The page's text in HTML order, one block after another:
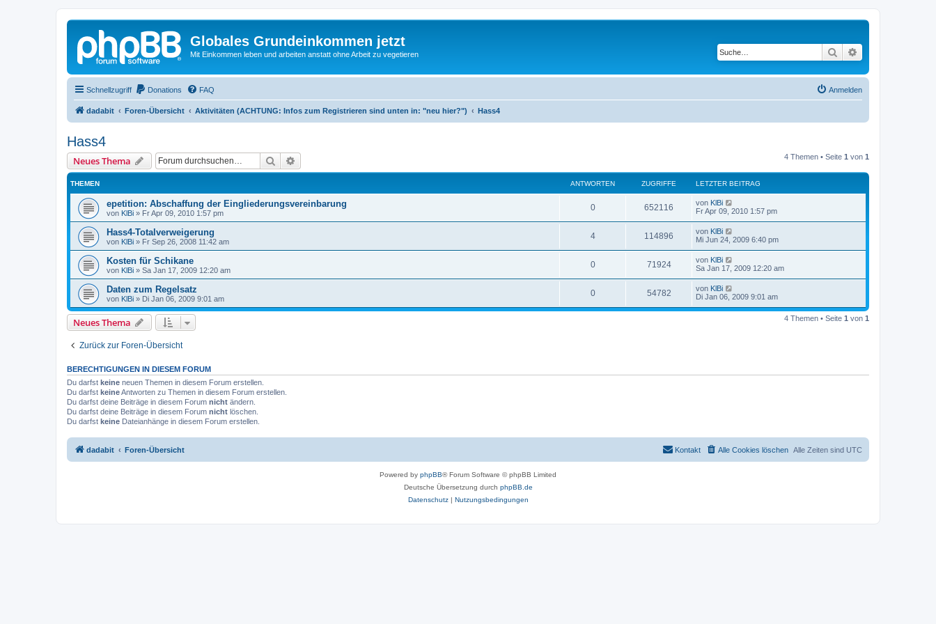
Globales Grundeinkommen jetzt
Mit Einkommen leben und arbeiten anstatt ohne Arbeit zu vegetieren Suche
Schnellzugriff Donations FAQ Anmelden
dadabit Foren-Übersicht Aktivitäten (ACHTUNG: Infos zum Registrieren sind unten in: "neu hier?") Hass4
Hass4
Neues Thema Suche 4 Themen • Seite 1 von 1
THEMEN ANTWORTEN ZUGRIFFE LETZTER BEITRAG
epetition: Abschaffung der Eingliederungsvereinbarung
von KlBi » Fr Apr 09, 2010 1:57 pm
0 652116 von KlBi
Fr Apr 09, 2010 1:57 pm
Hass4-Totalverweigerung
von KlBi » Fr Sep 26, 2008 11:42 am
4 114896 von KlBi
Mi Jun 24, 2009 6:40 pm
Kosten für Schikane
von KlBi » Sa Jan 17, 2009 12:20 am
0 71924 von KlBi
Sa Jan 17, 2009 12:20 am
Daten zum Regelsatz
von KlBi » Di Jan 06, 2009 9:01 am
0 54782 von KlBi
Di Jan 06, 2009 9:01 am
Neues Thema 4 Themen • Seite 1 von 1
Zurück zur Foren-Übersicht
BERECHTIGUNGEN IN DIESEM FORUM
Du darfst keine neuen Themen in diesem Forum erstellen.
Du darfst keineAntworten zu Themen in diesem Forum erstellen.
Du darfst deine Beiträge in diesem Forum nicht ändern.
Du darfst deine Beiträge in diesem Forum nicht löschen.
Du darfst keine Dateianhänge in diesem Forum erstellen.
dadabit Foren-Übersicht Alle Zeiten sind UTC
Alle Cookies löschen
Kontakt
Powered by phpBB® Forum Software © phpBB Limited
Deutsche Übersetzung durch phpBB.de
Datenschutz| Nutzungsbedingungen